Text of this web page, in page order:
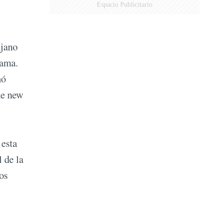
new
de la
Espacio Publicitario